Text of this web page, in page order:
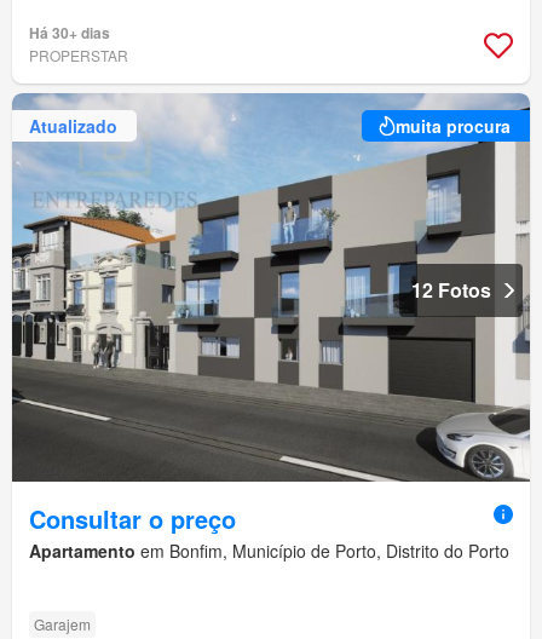
Há 30+ dias
PROPERSTAR
Atualizado muita procura
12 Fotos
Consultar o preço
Apartamento em Bonfim, Município de Porto, Distrito do Porto
Garajem